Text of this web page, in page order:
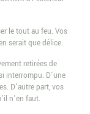
le tout au feu. Vos
serait que délice.
retirées de
interrompu. D’une
D’autre part, vos
n’en faut.